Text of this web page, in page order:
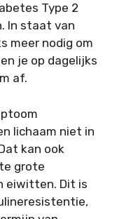
Type 2
In staat van
meer nodig om
je op dagelijks
af.
lichaam niet in
kan ook
grote
eiwitten. Dit is